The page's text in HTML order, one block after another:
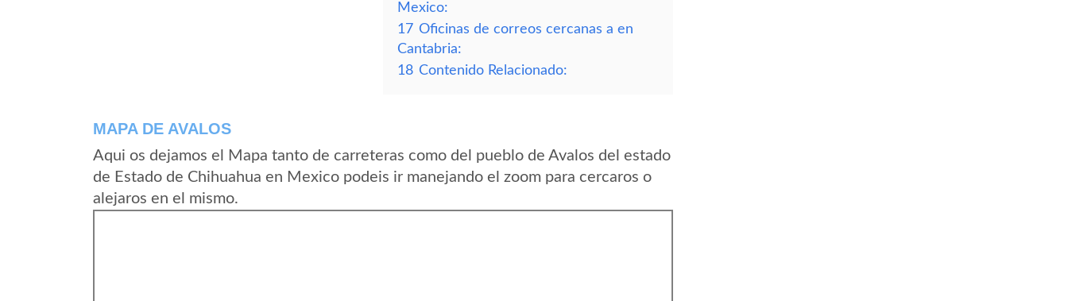
Mexico:
17 Oficinas de correos cercanas a en
Cantabria:
18 Contenido Relacionado:
MAPA DE AVALOS
Aqui os dejamos el Mapa tanto de carreteras como del pueblo de Avalos del estado
de Estado de Chihuahua en Mexico podeis ir manejando el zoom para cercaros o
alejaros en el mismo.